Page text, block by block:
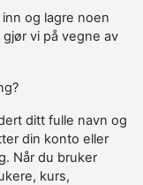
og lagre noen
vi på vegne av
ditt fulle navn og
din konto eller
Når du bruker
kurs,